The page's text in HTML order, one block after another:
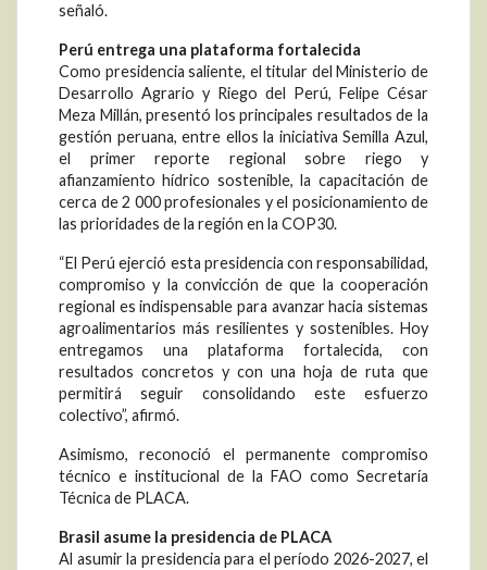
señaló.
Perú entrega una plataforma fortalecida
Como presidencia saliente, el titular del Ministerio de
Desarrollo Agrario y Riego del Perú, Felipe César
Meza Millán, presentó los principales resultados de la
gestión peruana, entre ellos la iniciativa Semilla Azul,
el primer reporte regional sobre riego y
afianzamiento hídrico sostenible, la capacitación de
cerca de 2 000 profesionales y el posicionamiento de
las prioridades de la región en la COP30.
“El Perú ejerció esta presidencia con responsabilidad,
compromiso y la convicción de que la cooperación
regional es indispensable para avanzar hacia sistemas
agroalimentarios más resilientes y sostenibles. Hoy
entregamos una plataforma fortalecida, con
resultados concretos y con una hoja de ruta que
permitirá seguir consolidando este esfuerzo
colectivo”, afirmó.
Asimismo, reconoció el permanente compromiso
técnico e institucional de la FAO como Secretaría
Técnica de PLACA.
Brasil asume la presidencia de PLACA
Al asumir la presidencia para el período 2026-2027, el